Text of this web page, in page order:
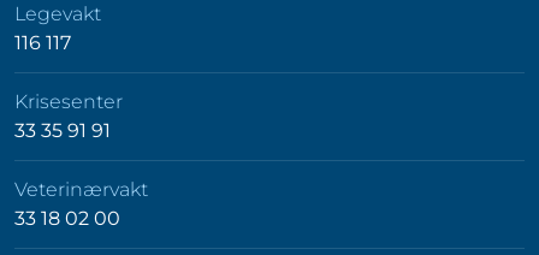
Legevakt
116 117
Krisesenter
33 35 91 91
Veterinærvakt
33 18 02 00